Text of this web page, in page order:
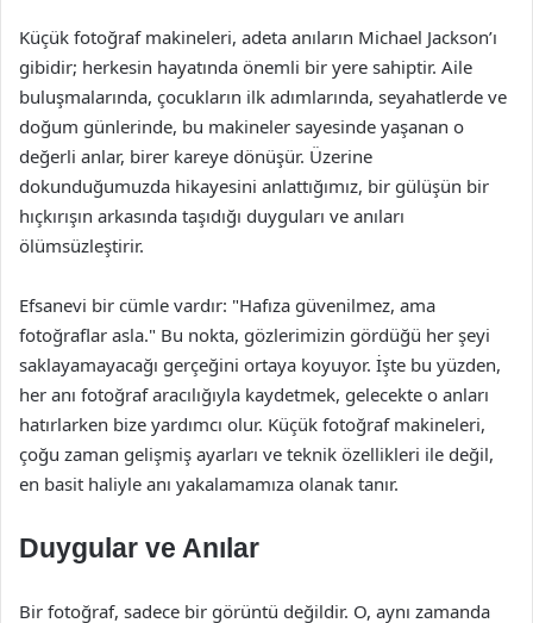
Küçük fotoğraf makineleri, adeta anıların Michael Jackson’ı
gibidir; herkesin hayatında önemli bir yere sahiptir. Aile
buluşmalarında, çocukların ilk adımlarında, seyahatlerde ve
doğum günlerinde, bu makineler sayesinde yaşanan o
değerli anlar, birer kareye dönüşür. Üzerine
dokunduğumuzda hikayesini anlattığımız, bir gülüşün bir
hıçkırışın arkasında taşıdığı duyguları ve anıları
ölümsüzleştirir.
Efsanevi bir cümle vardır: "Hafıza güvenilmez, ama
fotoğraflar asla." Bu nokta, gözlerimizin gördüğü her şeyi
saklayamayacağı gerçeğini ortaya koyuyor. İşte bu yüzden,
her anı fotoğraf aracılığıyla kaydetmek, gelecekte o anları
hatırlarken bize yardımcı olur. Küçük fotoğraf makineleri,
çoğu zaman gelişmiş ayarları ve teknik özellikleri ile değil,
en basit haliyle anı yakalamamıza olanak tanır.
Duygular ve Anılar
Bir fotoğraf, sadece bir görüntü değildir. O, aynı zamanda